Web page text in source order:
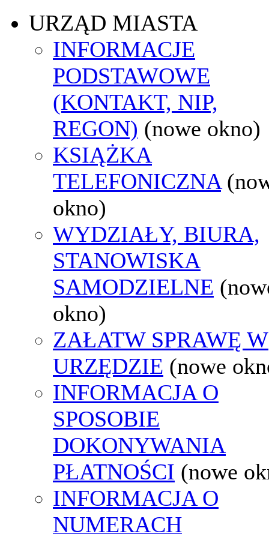
URZĄD MIASTA
INFORMACJE
PODSTAWOWE
(KONTAKT, NIP,
REGON) (nowe okno)
KSIĄŻKA
TELEFONICZNA
okno)
WYDZIAŁY, BIURA,
STANOWISKA
SAMODZIELNE
okno)
ZAŁATW SPRAWĘ W
URZĘDZIE (nowe
INFORMACJA O
SPOSOBIE
DOKONYWANIA
PŁATNOŚCI (nowe
INFORMACJA O
NUMERACH